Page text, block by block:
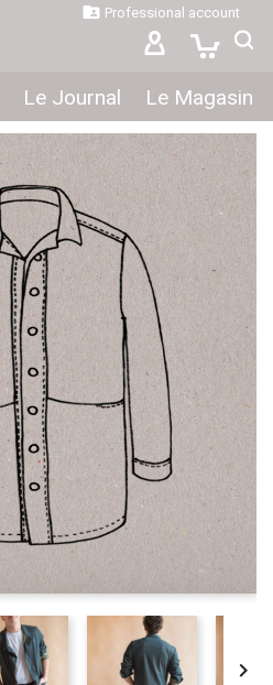
Le Journal Le Magasin
 Professional account
